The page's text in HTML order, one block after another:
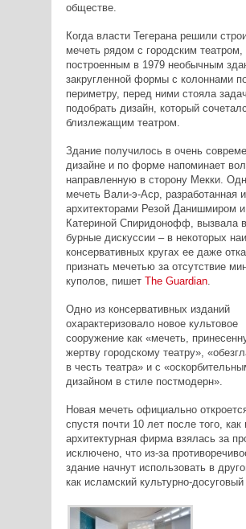
обществе.
Когда власти Тегерана решили
мечеть рядом с городским театром,
построенным в 1979 необычным
закругленной формы с колоннами
периметру, перед ними стояла
подобрать дизайн, который
близлежащим театром.
Здание получилось в очень
дизайне и по форме напоминает
направленную в сторону Мекки.
мечеть Вали-э-Аср, разработанная
архитекторами Резой Данишмиром и
Катериной Спиридонофф, вызвала
бурные дискуссии – в некоторых
консервативных кругах ее даже
признать мечетью за отсутствие
куполов, пишет The Guardian.
Одно из консервативных изданий
охарактеризовало новое культовое
сооружение как «мечеть,
жертву городскому театру»,
в честь театра» и с
дизайном в стиле постмодерн».
Новая мечеть официально
спустя почти 10 лет после того, как
архитектурная фирма взялась за
исключено, что из-за
здание начнут использовать в
как исламский культурно-досуговый